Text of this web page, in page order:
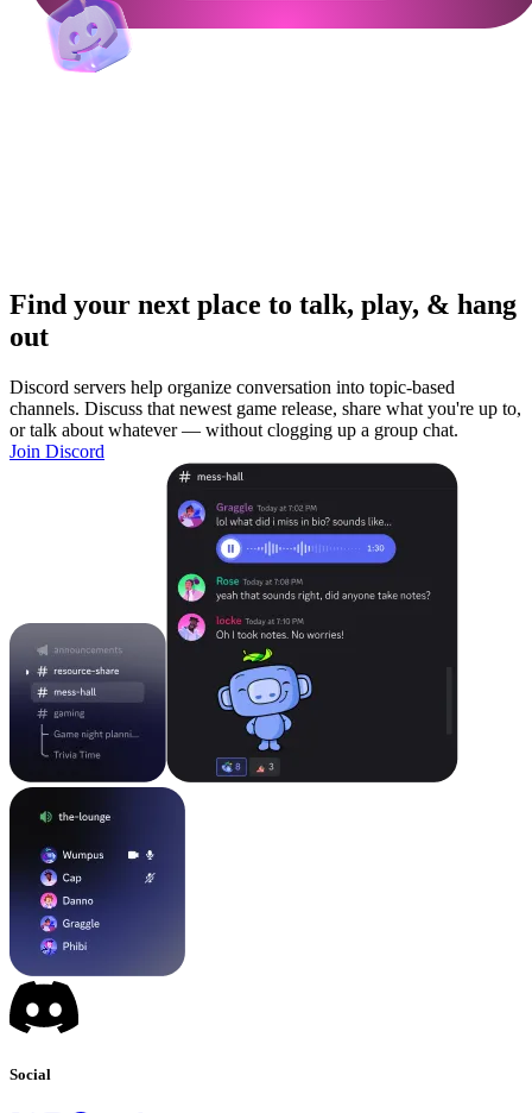
Find your next place to talk, play, & hang
out
Discord servers help organize conversation into topic-based
channels. Discuss that newest game release, share what you're up to,
or talk about whatever — without clogging up a group chat.
Join Discord
Social